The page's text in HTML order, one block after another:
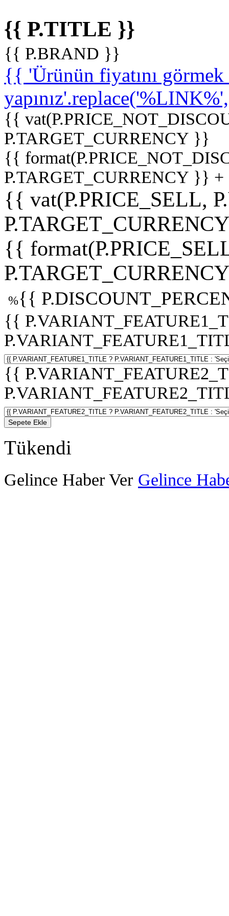
{{ P.TITLE }}
{{ P.BRAND }}
{{ 'Ürünün fiyatını
{{
P.TARGET_CURRENCY }}
{{
P.TARGET_CURRENCY }}
{{ vat(P.PRICE_SELL,
{{
%{{
{{
{{
Sepete Ekle
Tükendi
Gelince Haber Ver Gelince